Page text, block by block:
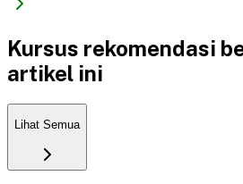
Kursus rekomendasi
artikel ini
Lihat Semua